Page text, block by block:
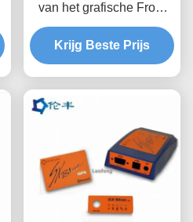
van het grafische Front
Panel Overlay-LEIDEN
LCD Venstermembraan
Krijg Beste Prijs